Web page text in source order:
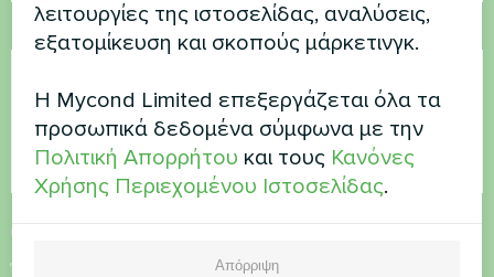
Σχόλιο
Έλεγχος ασφαλείας
λειτουργίες της ιστοσελίδας, αναλύσεις,
εξατομίκευση και σκοπούς μάρκετινγκ.
Η Mycond Limited επεξεργάζεται όλα τα
προσωπικά δεδομένα σύμφωνα με την
Πολιτική Απορρήτου και τους Κανόνες
Χρήσης Περιεχομένου Ιστοσελίδας.
Απόρριψη